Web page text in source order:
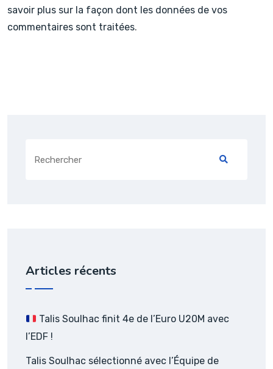
savoir plus sur la façon dont les données de vos
commentaires sont traitées.
for:
Articles récents
Talis Soulhac finit 4e de l’Euro U20M avec
l’EDF !
Talis Soulhac sélectionné avec l’Équipe de